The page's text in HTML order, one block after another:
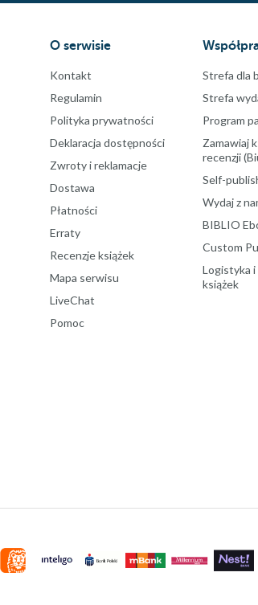
O serwisie
Kontakt
Regulamin
Polityka prywatności
Deklaracja dostępności
Zwroty i reklamacje
Dostawa
Płatności
Erraty
Recenzje książek
Mapa serwisu
LiveChat
Pomoc
Strefa dla
Strefa
Program
Zamawiaj
recenzji
Self-
Wydaj z
BIBLIO
Custom
Logistyka
książek